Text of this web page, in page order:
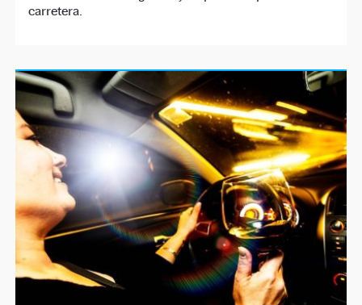
carretera.